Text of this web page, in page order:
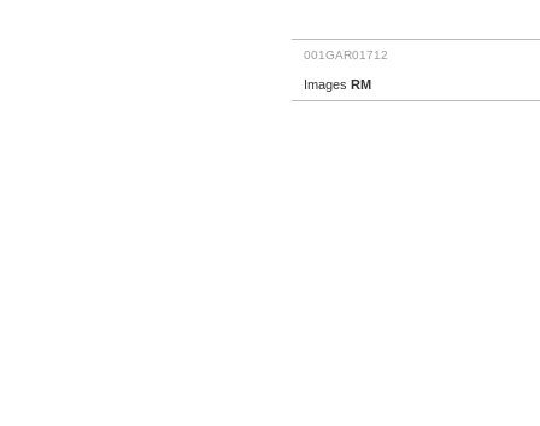
001GAR01712
Images RM